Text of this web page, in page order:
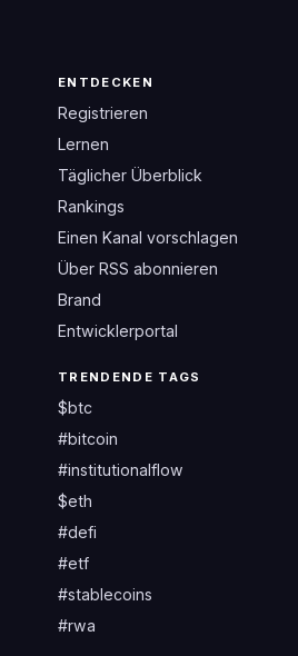
ENTDECKEN
Registrieren
Lernen
Täglicher Überblick
Rankings
Einen Kanal vorschlagen
Über RSS abonnieren
Brand
Entwicklerportal
TRENDENDE TAGS
$btc
#bitcoin
#institutionalflow
$eth
#defi
#etf
#stablecoins
#rwa